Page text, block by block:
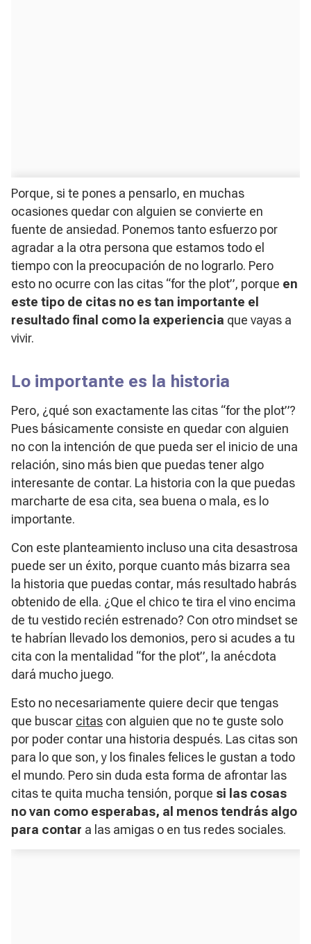
Porque, si te pones a pensarlo, en muchas
ocasiones quedar con alguien se convierte en
fuente de ansiedad. Ponemos tanto esfuerzo por
agradar a la otra persona que estamos todo el
tiempo con la preocupación de no lograrlo. Pero
esto no ocurre con las citas “for the plot”, porque en
este tipo de citas no es tan importante el
resultado final como la experiencia que vayas a
vivir.
Lo importante es la historia
Pero, ¿qué son exactamente las citas “for the plot”?
Pues básicamente consiste en quedar con alguien
no con la intención de que pueda ser el inicio de una
relación, sino más bien que puedas tener algo
interesante de contar. La historia con la que puedas
marcharte de esa cita, sea buena o mala, es lo
importante.
Con este planteamiento incluso una cita desastrosa
puede ser un éxito, porque cuanto más bizarra sea
la historia que puedas contar, más resultado habrás
obtenido de ella. ¿Que el chico te tira el vino encima
de tu vestido recién estrenado? Con otro mindset se
te habrían llevado los demonios, pero si acudes a tu
cita con la mentalidad “for the plot”, la anécdota
dará mucho juego.
Esto no necesariamente quiere decir que tengas
que buscar citas con alguien que no te guste solo
por poder contar una historia después. Las citas son
para lo que son, y los finales felices le gustan a todo
el mundo. Pero sin duda esta forma de afrontar las
citas te quita mucha tensión, porque si las cosas
no van como esperabas, al menos tendrás algo
para contar a las amigas o en tus redes sociales.